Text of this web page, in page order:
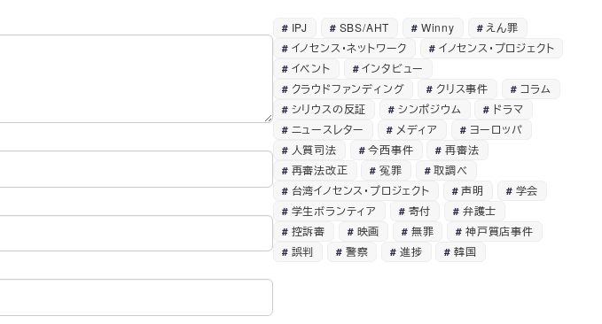
IPJ SBS/AHT Winny
えん罪
イノセンス・ネットワーク
イノセンス・プロジェクト
イベント
インタビュー
クラウドファンディング
クリス事件
コラム
シリウスの反証
シンポジウム
ドラマ
ニュースレター
メディア
ヨーロッパ
人質司法
今西事件
再審法
再審法改正
冤罪
取調べ
台湾イノセンス・プロジェクト
声明
学会
学生ボランティア
寄付
弁護士
控訴審
映画 無罪
神戸質店事件
誤判
警察 進捗 韓国